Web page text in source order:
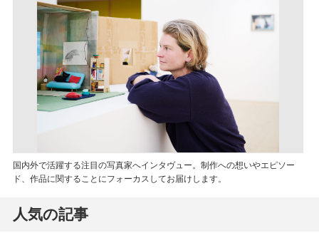
国内外で活躍する注目の写真家へインタヴュー。制作への想いやエピソー
ド、作品に関することにフォーカスしてお届けします。
人気の記事